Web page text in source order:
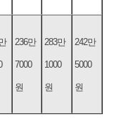
236만
7000
원
283만
1000
원
242만
5000
원